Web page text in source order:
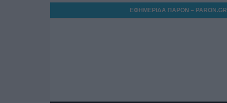
ΕΦΗΜΕΡΙΔΑ ΠΑΡΟΝ – PARON.GR